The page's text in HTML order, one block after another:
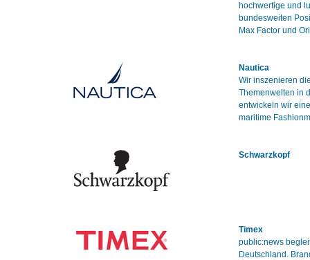
hochwertige und
bundesweiten
Max Factor und
Nautica
Wir inszenieren
Themenwelten in
entwickeln wir
maritime
Schwarzkopf
Timex
public:news
Deutschland.